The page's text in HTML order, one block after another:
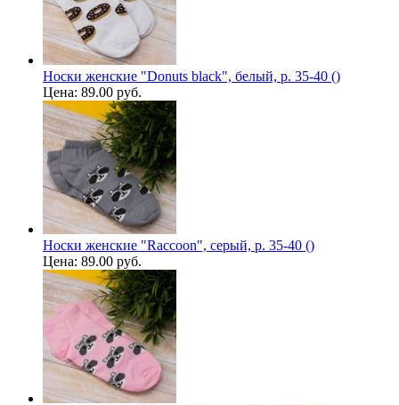
Носки женские "Donuts black", белый, р. 35-40 ()
Цена: 89.00 руб.
Носки женские "Raccoon", серый, р. 35-40 ()
Цена: 89.00 руб.